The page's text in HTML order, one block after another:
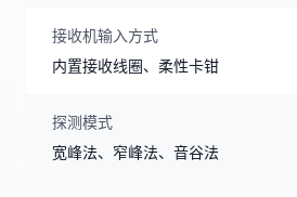
接收机输入方式
内置接收线圈、柔性卡钳
探测模式
宽峰法、窄峰法、音谷法